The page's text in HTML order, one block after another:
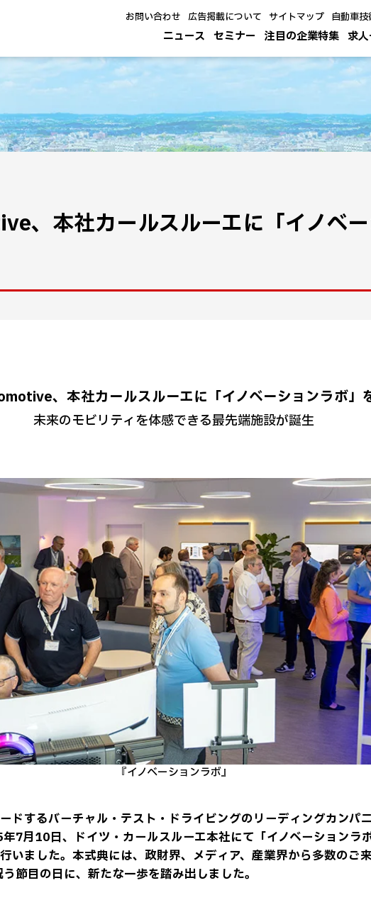
ニュース セミナー 注目の企業特集 求
お問い合わせ 広告掲載について サイトマップ 自動車
、本社カールスルーエに「イノベ
、本社カールスルーエに「イノベーションラボ」
未来のモビリティを体感できる最先端施設が誕生
『イノベーションラボ』
ドするバーチャル・テスト・ドライビングのリーディングカンパ
月10日、ドイツ・カールスルーエ本社にて「イノベーションラ
いました。本式典には、政財界、メディア、産業界から多数のご来
節目の日に、新たな一歩を踏み出しました。